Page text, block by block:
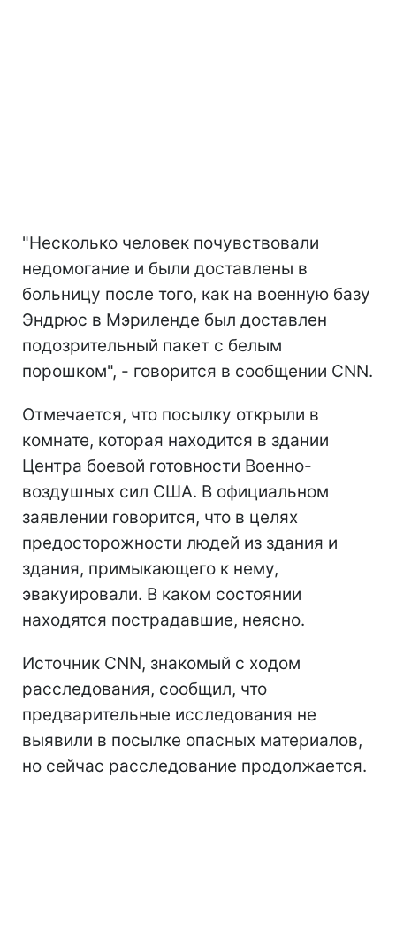
"Несколько человек почувствовали
недомогание и были доставлены в
больницу после того, как на военную базу
Эндрюс в Мэриленде был доставлен
подозрительный пакет с белым
порошком", - говорится в сообщении CNN.
Отмечается, что посылку открыли в
комнате, которая находится в здании
Центра боевой готовности Военно-
воздушных сил США. В официальном
заявлении говорится, что в целях
предосторожности людей из здания и
здания, примыкающего к нему,
эвакуировали. В каком состоянии
находятся пострадавшие, неясно.
Источник CNN, знакомый с ходом
расследования, сообщил, что
предварительные исследования не
выявили в посылке опасных материалов,
но сейчас расследование продолжается.